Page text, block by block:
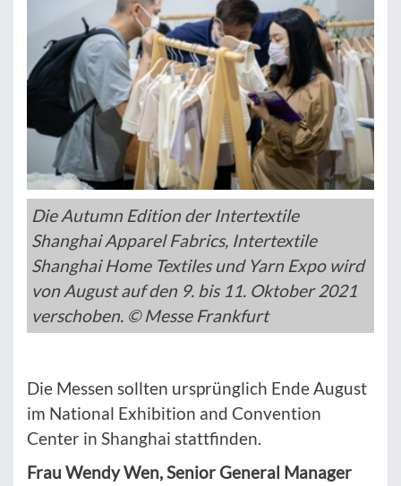
Die Autumn Edition der Intertextile
Shanghai Apparel Fabrics, Intertextile
Shanghai Home Textiles und Yarn Expo wird
von August auf den 9. bis 11. Oktober 2021
verschoben. © Messe Frankfurt
Die Messen sollten ursprünglich Ende August
im National Exhibition and Convention
Center in Shanghai stattfinden.
Frau Wendy Wen, Senior General Manager